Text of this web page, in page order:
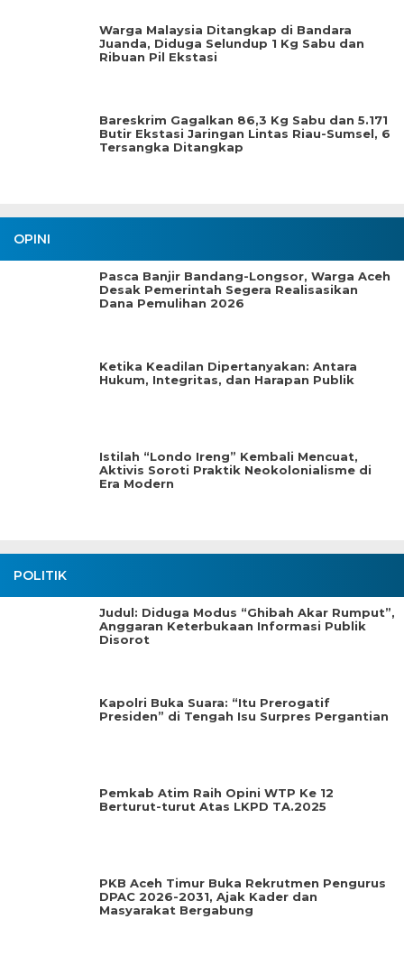
Warga Malaysia Ditangkap di Bandara
Juanda, Diduga Selundup 1 Kg Sabu dan
Ribuan Pil Ekstasi
Bareskrim Gagalkan 86,3 Kg Sabu dan 5.171
Butir Ekstasi Jaringan Lintas Riau-Sumsel, 6
Tersangka Ditangkap
OPINI
Pasca Banjir Bandang-Longsor, Warga Aceh
Desak Pemerintah Segera Realisasikan
Dana Pemulihan 2026
Ketika Keadilan Dipertanyakan: Antara
Hukum, Integritas, dan Harapan Publik
Istilah “Londo Ireng” Kembali Mencuat,
Aktivis Soroti Praktik Neokolonialisme di
Era Modern
POLITIK
Judul: Diduga Modus “Ghibah Akar Rumput”,
Anggaran Keterbukaan Informasi Publik
Disorot
Kapolri Buka Suara: “Itu Prerogatif
Presiden” di Tengah Isu Surpres Pergantian
Pemkab Atim Raih Opini WTP Ke 12
Berturut-turut Atas LKPD TA.2025
PKB Aceh Timur Buka Rekrutmen Pengurus
DPAC 2026-2031, Ajak Kader dan
Masyarakat Bergabung